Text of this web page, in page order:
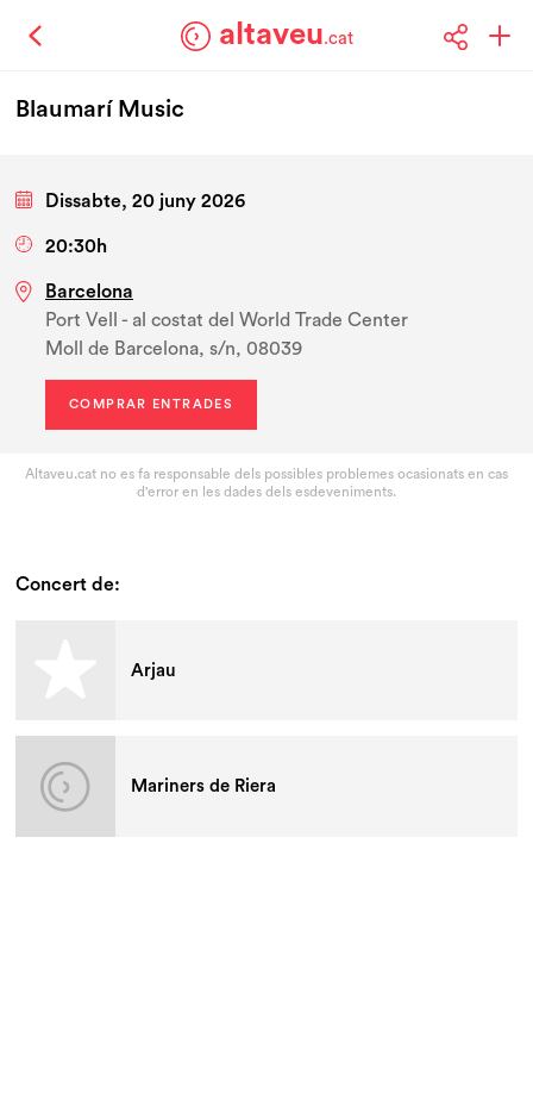
altaveu.cat
Blaumarí Music
Dissabte, 20 juny 2026
20:30h
Barcelona
Port Vell - al costat del World Trade Center
Moll de Barcelona, s/n, 08039
COMPRAR ENTRADES
Altaveu.cat no es fa responsable dels possibles problemes ocasionats en cas
d'error en les dades dels esdeveniments.
Concert de:
Arjau
Mariners de Riera